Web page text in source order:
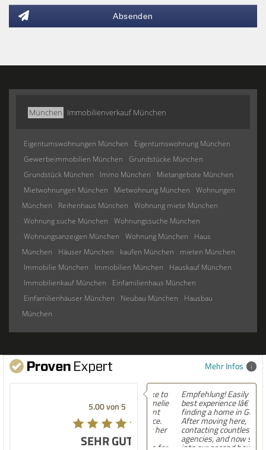
Absenden
München Immobilienverkauf München
Eigentumswohnungen München
Eigentumswohnung München
Gewerbeimmobilien München
Grundstücke München
Grundstück München
Immo München
Mietangebote München
Mietwohnungen München
Mietwohnung München
Wohnungen
München
Reihenhaus München
Wohnung miete München
Wohnung suche München
Wohnungssuche München
Wohnungsanzeigen München
Wohnung München
Haus
München
Häuser München kaufen München
mieten München
Immobilie München
Immobilien München
Hauskauf München
Immobilienkauf München
Einfamilienhaus München
Einfamilienhäuser München
Neubau München
Hausbau
München
Mehr Infos
5.00 von 5
SEHR GUT
Empfehlung! Easily the
best experience Iâ€™ve had
finding a home in Germany.
After moving here,
contacting countless
agencies, and now settling
into our second house, I